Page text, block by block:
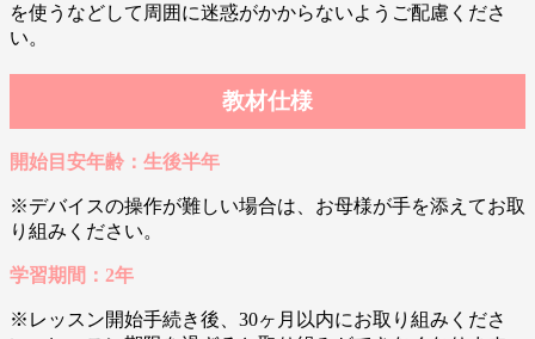
を使うなどして周囲に迷惑がかからないようご配慮くださ
い。
教材仕様
開始目安年齢：生後半年
※デバイスの操作が難しい場合は、お母様が手を添えてお取
り組みください。
学習期間：2年
※レッスン開始手続き後、30ヶ月以内にお取り組みくださ